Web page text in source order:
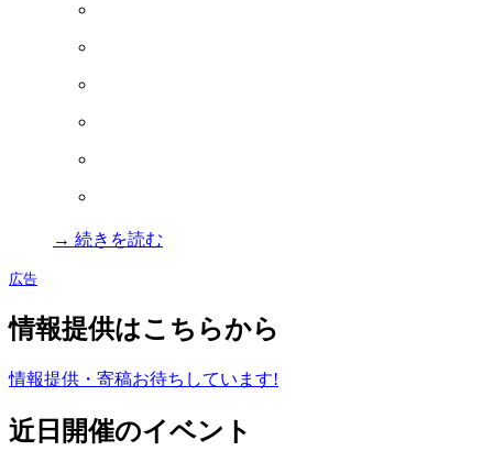
→ 続きを読む
広告
情報提供はこちらから
情報提供・寄稿お待ちしています!
近日開催のイベント